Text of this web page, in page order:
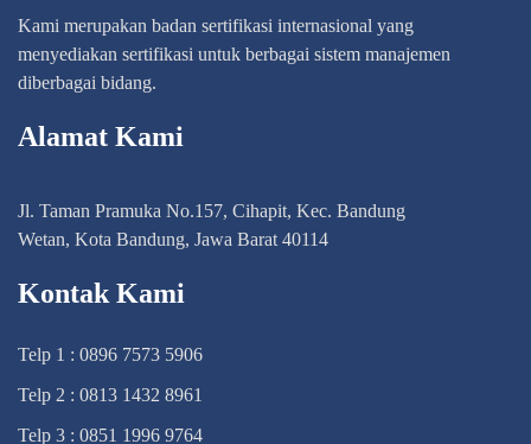
Kami merupakan badan sertifikasi internasional yang
menyediakan sertifikasi untuk berbagai sistem manajemen
diberbagai bidang.
Alamat Kami
Jl. Taman Pramuka No.157, Cihapit, Kec. Bandung
Wetan, Kota Bandung, Jawa Barat 40114
Kontak Kami
Telp 1 : 0896 7573 5906
Telp 2 : 0813 1432 8961
Telp 3 : 0851 1996 9764